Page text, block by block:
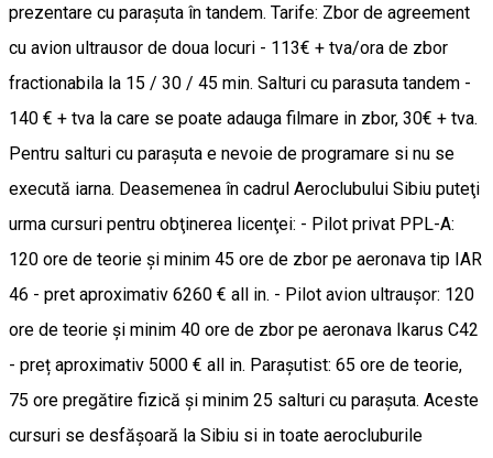
prezentare cu parașuta în tandem. Tarife: Zbor de agreement
cu avion ultrausor de doua locuri - 113€ + tva/ora de zbor
fractionabila la 15 / 30 / 45 min. Salturi cu parasuta tandem -
140 € + tva la care se poate adauga filmare in zbor, 30€ + tva.
Pentru salturi cu parașuta e nevoie de programare si nu se
execută iarna. Deasemenea în cadrul Aeroclubului Sibiu puteţi
urma cursuri pentru obţinerea licenţei: - Pilot privat PPL-A:
120 ore de teorie şi minim 45 ore de zbor pe aeronava tip IAR
46 - pret aproximativ 6260 € all in. - Pilot avion ultrauşor: 120
ore de teorie şi minim 40 ore de zbor pe aeronava Ikarus C42
- preț aproximativ 5000 € all in. Paraşutist: 65 ore de teorie,
75 ore pregătire fizică şi minim 25 salturi cu paraşuta. Aceste
cursuri se desfăşoară la Sibiu si in toate aerocluburile